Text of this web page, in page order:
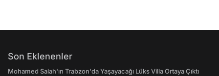
Son Eklenenler
Mohamed Salah'ın Trabzon'da Yaşayacağı Lüks Villa Ortaya Çıktı